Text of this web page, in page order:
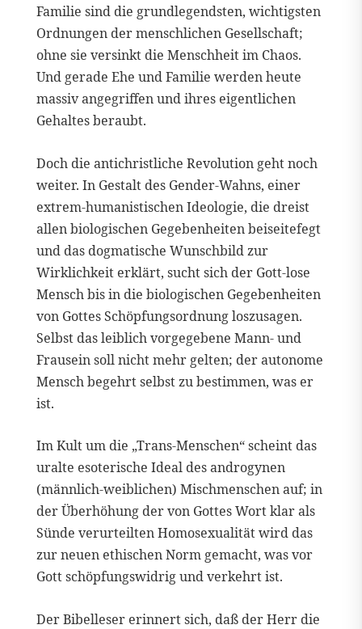
Familie sind die grundlegendsten, wichtigsten
Ordnungen der menschlichen Gesellschaft;
ohne sie versinkt die Menschheit im Chaos.
Und gerade Ehe und Familie werden heute
massiv angegriffen und ihres eigentlichen
Gehaltes beraubt.
Doch die antichristliche Revolution geht noch
weiter. In Gestalt des Gender-Wahns, einer
extrem-humanistischen Ideologie, die dreist
allen biologischen Gegebenheiten beiseitefegt
und das dogmatische Wunschbild zur
Wirklichkeit erklärt, sucht sich der Gott-lose
Mensch bis in die biologischen Gegebenheiten
von Gottes Schöpfungsordnung loszusagen.
Selbst das leiblich vorgegebene Mann- und
Frausein soll nicht mehr gelten; der autonome
Mensch begehrt selbst zu bestimmen, was er
ist.
Im Kult um die „Trans-Menschen“ scheint das
uralte esoterische Ideal des androgynen
(männlich-weiblichen) Mischmenschen auf; in
der Überhöhung der von Gottes Wort klar als
Sünde verurteilten Homosexualität wird das
zur neuen ethischen Norm gemacht, was vor
Gott schöpfungswidrig und verkehrt ist.
Der Bibelleser erinnert sich, daß der Herr die